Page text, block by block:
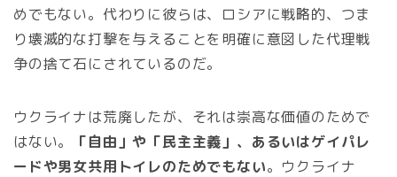
めでもない。代わりに彼らは、ロシアに戦略的、つま
り壊滅的な打撃を与えることを明確に意図した代理戦
争の捨て石にされているのだ。
ウクライナは荒廃したが、それは崇高な価値のためで
はない。
「自由」や「民主主義」、あるいはゲイパレ
ードや男女共用トイレのためでもない。ウクライナ